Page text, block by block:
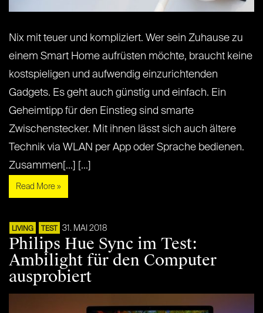
Nix mit teuer und kompliziert. Wer sein Zuhause zu
einem Smart Home aufrüsten möchte, braucht keine
kostspieligen und aufwendig einzurichtenden
Gadgets. Es geht auch günstig und einfach. Ein
Geheimtipp für den Einstieg sind smarte
Zwischenstecker. Mit ihnen lässt sich auch ältere
Technik via WLAN per App oder Sprache bedienen.
Zusammen[...] [...]
Read More »
LIVING TEST 31. MAI 2018
Philips Hue Sync im Test:
Ambilight für den Computer
ausprobiert